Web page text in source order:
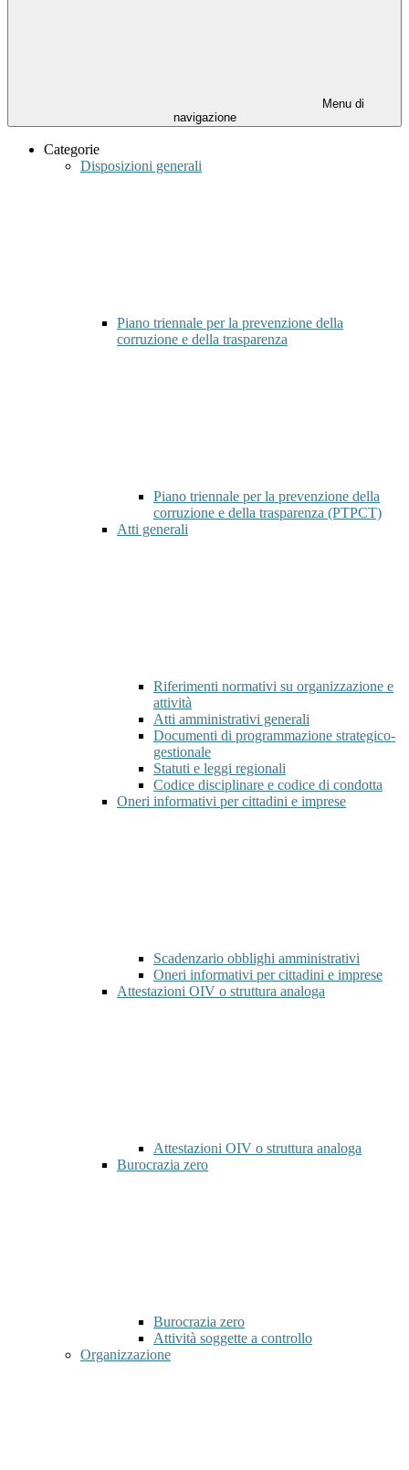
Menu di
navigazione
Categorie
Disposizioni generali
Piano triennale per la prevenzione della
corruzione e della trasparenza
Piano triennale per la prevenzione della
corruzione e della trasparenza (PTPCT)
Atti generali
Riferimenti normativi su organizzazione e
attività
Atti amministrativi generali
Documenti di programmazione strategico-
gestionale
Statuti e leggi regionali
Codice disciplinare e codice di condotta
Oneri informativi per cittadini e imprese
Scadenzario obblighi amministrativi
Oneri informativi per cittadini e imprese
Attestazioni OIV o struttura analoga
Attestazioni OIV o struttura analoga
Burocrazia zero
Burocrazia zero
Attività soggette a controllo
Organizzazione